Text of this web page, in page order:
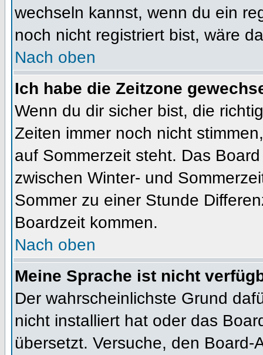
wechseln kannst, wenn du ein
noch nicht registriert bist, wäre
Nach oben
Ich habe die Zeitzone
Wenn du dir sicher bist, die
Zeiten immer noch nicht
auf Sommerzeit steht. Das
zwischen Winter- und
Sommer zu einer Stunde
Boardzeit kommen.
Nach oben
Meine Sprache ist nicht
Der wahrscheinlichste Grund
nicht installiert hat oder das
übersetzt. Versuche, den